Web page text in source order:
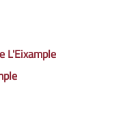
L'Eixample